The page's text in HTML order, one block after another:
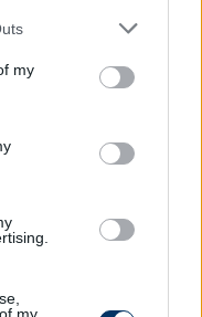
one or more Google
You may click to
third-party tags to
in below Google
my
tartott
az elsők